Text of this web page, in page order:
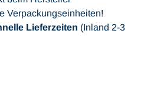
Verpackungseinheiten!
Lieferzeiten (Inland 2-3